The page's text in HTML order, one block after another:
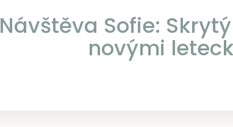
Návštěva Sofie:
novými